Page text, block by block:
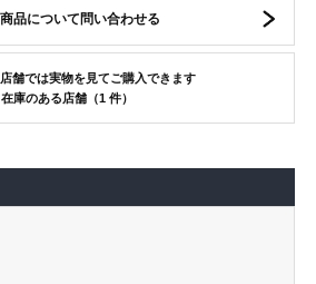
品について問い合わせる
舗では実物を見てご購入できます
在庫のある店舗（1 件）